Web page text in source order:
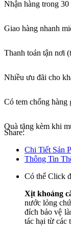
Nhận hàng trong
Giao hàng nhanh
Thanh toán tận nơi
Nhiều ưu đãi cho
Có tem chống hàng
Quà tặng kèm khi
Share:
Chi Tiết Sản
Thông Tin
Có thể Click
Xịt khoáng
nước lỏng
đích bảo vệ
tác hại từ các